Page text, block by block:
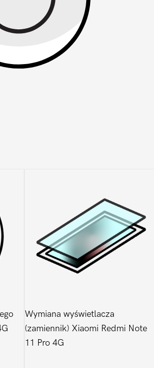
Wymiana wyświetlacza
(zamiennik) Xiaomi Redmi Note
11 Pro 4G